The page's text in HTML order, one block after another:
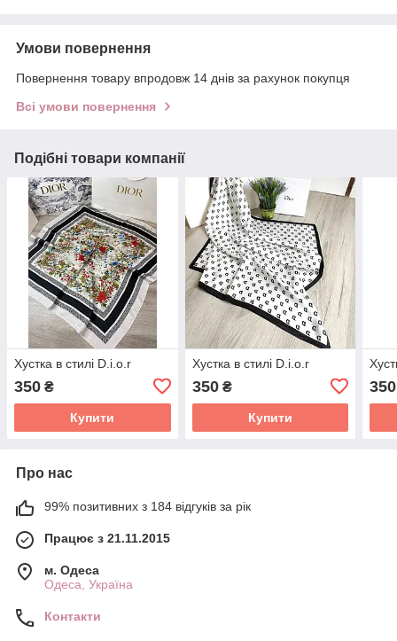
Умови повернення
Повернення товару впродовж 14 днів за рахунок покупця
Всі умови повернення
Подібні товари компанії
Хустка в стилі D.i.o.r
350 ₴
Купити
Хустка в стилі D.i.o.r
350₴
Купити
350
Про нас
99% позитивних з 184 відгуків за рік
Працює з 21.11.2015
м. Одеса
Одеса, Україна
Контакти